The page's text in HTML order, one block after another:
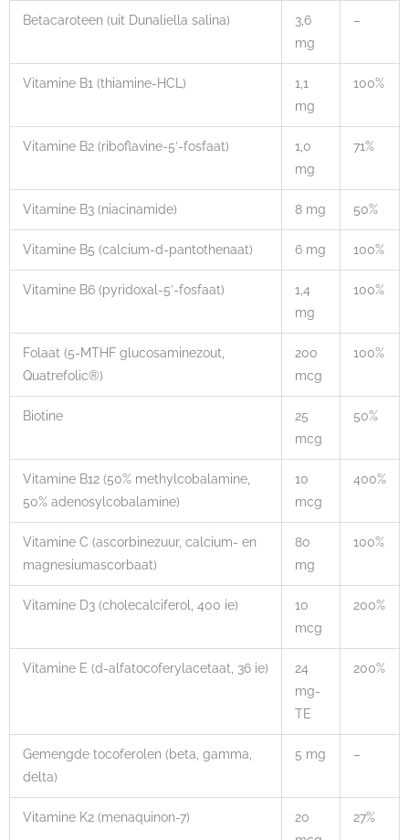
Betacaroteen (uit Dunaliella salina)
3,6
mg
–
Vitamine B1 (thiamine-HCL)
1,1
mg
100%
Vitamine B2 (riboflavine-5′-fosfaat)
1,0
mg
71%
Vitamine B3 (niacinamide) 8 mg 50%
Vitamine B5 (calcium-d-pantothenaat) 6 mg 100%
Vitamine B6 (pyridoxal-5’-fosfaat)
1,4
mg
100%
Folaat (5-MTHF glucosaminezout,
Quatrefolic®)
200
mcg
100%
Biotine
25
mcg
50%
Vitamine B12 (50% methylcobalamine,
50% adenosylcobalamine)
10
mcg
400%
Vitamine C (ascorbinezuur, calcium- en
magnesiumascorbaat)
80
mg
100%
Vitamine D3 (cholecalciferol, 400 ie)
10
mcg
200%
Vitamine E (d-alfatocoferylacetaat, 36 ie)
24
mg-
TE
200%
Gemengde tocoferolen (beta, gamma,
delta)
5 mg –
Vitamine K2 (menaquinon-7)
20
27%